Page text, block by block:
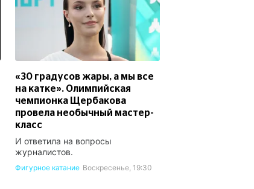
«30 градусов жары, а мы все
на катке». Олимпийская
чемпионка Щербакова
провела необычный мастер-
класс
И ответила на вопросы
журналистов.
Фигурное катание Воскресенье, 19:30